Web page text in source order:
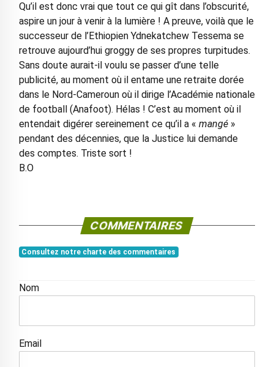
Qu’il est donc vrai que tout ce qui gît dans l’obscurité,
aspire un jour à venir à la lumière ! A preuve, voilà que le
successeur de l’Ethiopien Ydnekatchew Tessema se
retrouve aujourd’hui groggy de ses propres turpitudes.
Sans doute aurait-il voulu se passer d’une telle
publicité, au moment où il entame une retraite dorée
dans le Nord-Cameroun où il dirige l’Académie nationale
de football (Anafoot). Hélas ! C’est au moment où il
entendait digérer sereinement ce qu’il a « mangé»
pendant des décennies, que la Justice lui demande
des comptes. Triste sort !
B.O
COMMENTAIRES
Consultez notre charte des commentaires
Nom
Email